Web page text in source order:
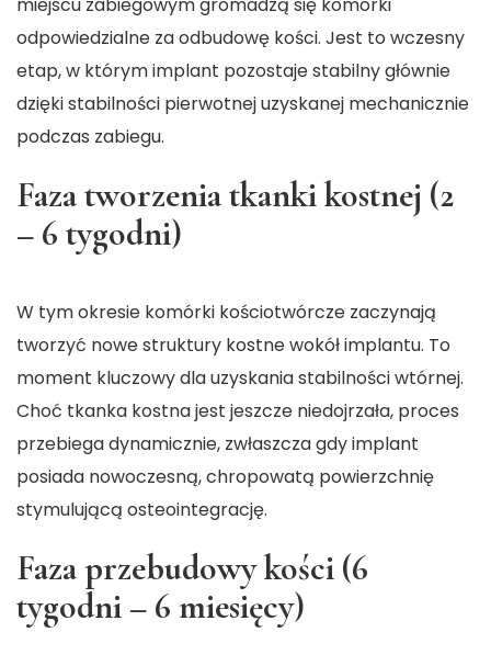
miejscu zabiegowym gromadzą się komórki
odpowiedzialne za odbudowę kości. Jest to wczesny
etap, w którym implant pozostaje stabilny głównie
dzięki stabilności pierwotnej uzyskanej mechanicznie
podczas zabiegu.
Faza tworzenia tkanki kostnej (2
– 6 tygodni)
W tym okresie komórki kościotwórcze zaczynają
tworzyć nowe struktury kostne wokół implantu. To
moment kluczowy dla uzyskania stabilności wtórnej.
Choć tkanka kostna jest jeszcze niedojrzała, proces
przebiega dynamicznie, zwłaszcza gdy implant
posiada nowoczesną, chropowatą powierzchnię
stymulującą osteointegrację.
Faza przebudowy kości (6
tygodni – 6 miesięcy)